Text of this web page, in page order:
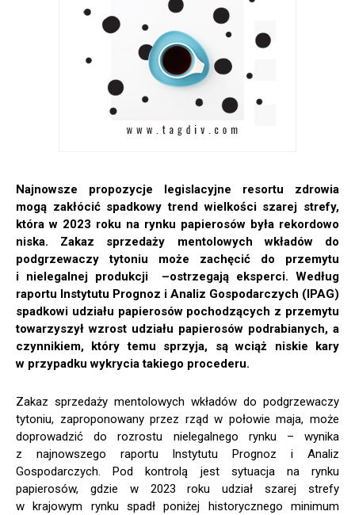
Najnowsze propozycje legislacyjne resortu zdrowia
mogą zakłócić spadkowy trend wielkości szarej strefy,
która w 2023 roku na rynku papierosów była rekordowo
niska. Zakaz sprzedaży mentolowych wkładów do
podgrzewaczy tytoniu może zachęcić do przemytu
i nielegalnej produkcji –ostrzegają eksperci. Według
raportu Instytutu Prognoz i Analiz Gospodarczych (IPAG)
spadkowi udziału papierosów pochodzących z przemytu
towarzyszył wzrost udziału papierosów podrabianych, a
czynnikiem, który temu sprzyja, są wciąż niskie kary
w przypadku wykrycia takiego procederu.
Zakaz sprzedaży mentolowych wkładów do podgrzewaczy
tytoniu, zaproponowany przez rząd w połowie maja, może
doprowadzić do rozrostu nielegalnego rynku – wynika
z najnowszego raportu Instytutu Prognoz i Analiz
Gospodarczych. Pod kontrolą jest sytuacja na rynku
papierosów, gdzie w 2023 roku udział szarej strefy
w krajowym rynku spadł poniżej historycznego minimum